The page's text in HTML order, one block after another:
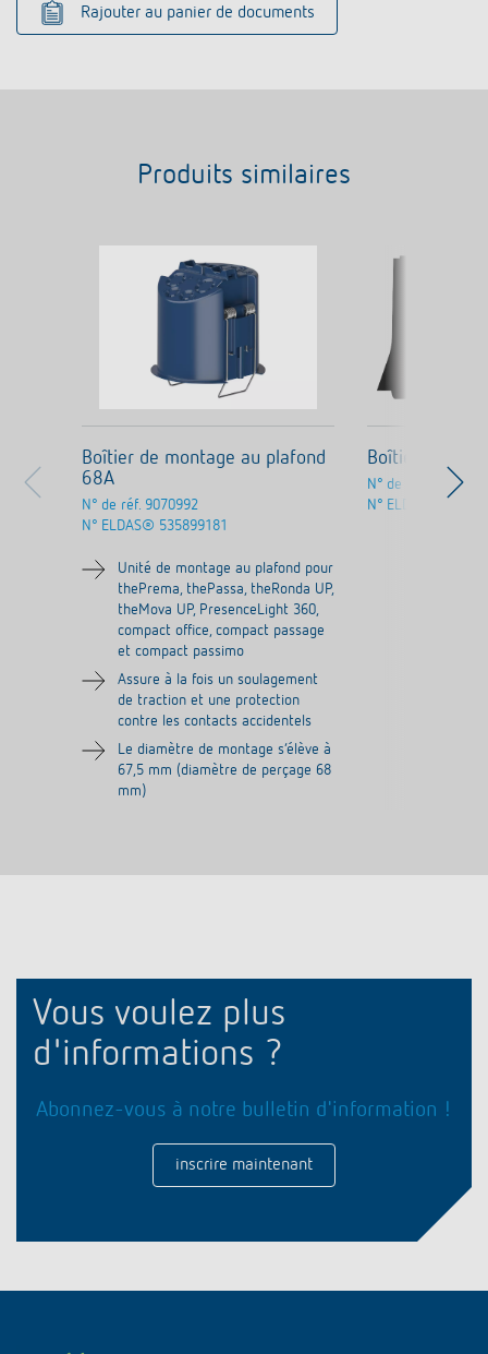
Rajouter au panier de documents
Produits similaires
Boîtier de montage au plafond
68A
N° de réf. 9070992
N° ELDAS® 535899181
Unité de montage au plafond pour
thePrema, thePassa, theRonda UP,
theMova UP, PresenceLight 360,
compact office, compact passage
et compact passimo
Assure à la fois un soulagement
de traction et une protection
contre les contacts accidentels
Le diamètre de montage s‘élève à
67,5 mm (diamètre de perçage 68
mm)
Boîtier saillie
N° de réf.
9070600
N° ELDAS®
Vous voulez plus
d'informations ?
Abonnez-vous à notre bulletin d'information !
inscrire maintenant